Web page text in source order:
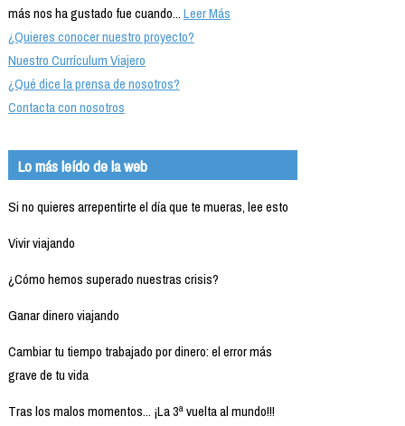
más nos ha gustado fue cuando...Leer Más
¿Quieres conocer nuestro proyecto?
Nuestro Currículum Viajero
¿Qué dice la prensa de nosotros?
Contacta con nosotros
Lo más leído de la web
Si no quieres arrepentirte el día que te mueras, lee esto
Vivir viajando
¿Cómo hemos superado nuestras crisis?
Ganar dinero viajando
Cambiar tu tiempo trabajado por dinero: el error más
grave de tu vida
Tras los malos momentos... ¡La 3ª vuelta al mundo!!!